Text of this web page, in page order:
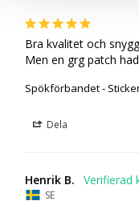
Bra kvalitet och
Men en grg patch
Spökförbandet -
Dela
Henrik B.
SE